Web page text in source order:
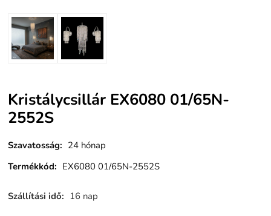
Kristálycsillár EX6080 01/65N-
2552S
Szavatosság: 24 hónap
Termékkód: EX6080 01/65N-2552S
Szállítási idő: 16 nap